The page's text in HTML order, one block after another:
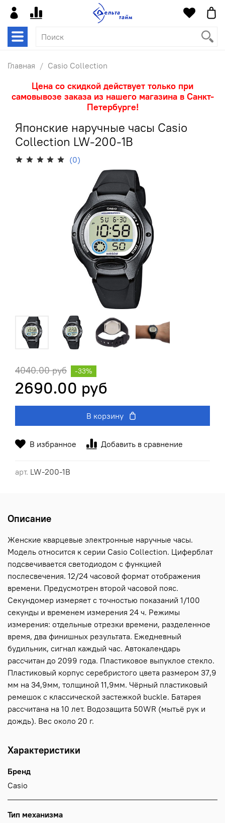
Главная Casio Collection
Цена со скидкой действует только при
самовывозе заказа из нашего магазина в Санкт-
Петербурге!
Японские наручные часы Casio
Collection LW-200-1B
(0)
В избранное Добавить в сравнение
арт. LW-200-1B
4040.00 руб
2690.00 руб
-33%
В корзину
Описание
Женские кварцевые электронные наручные часы.
Модель относится к серии Casio Collection. Циферблат
подсвечивается светодиодом c функцией
послесвечения. 12/24 часовой формат отображения
времени. Предусмотрен второй часовой пояс.
Секундомер измеряет с точностью показаний 1/100
секунды и временем измерения 24 ч. Режимы
измерения: отдельные отрезки времени, разделенное
время, два финишных результата. Ежедневный
будильник, сигнал каждый час. Автокалендарь
рассчитан до 2099 года. Пластиковое выпуклое стекло.
Пластиковый корпус серебристого цвета размером 37,9
мм на 34,9мм, толщиной 11,9мм. Чёрный пластиковый
ремешок с классической застежкой buckle. Батарея
рассчитана на 10 лет. Водозащита 50WR (мытьё рук и
дождь). Вес около 20 г.
Характеристики
Бренд
Casio
Тип механизма